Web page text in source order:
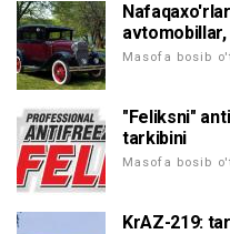
avtomobillar,
Masofa bosib
"Feliksni"
tarkibini
Masofa bosib
KrAZ-219: